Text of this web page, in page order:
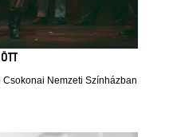
Nemzeti Színházban